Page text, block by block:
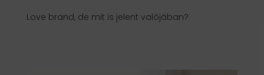
Love brand, de mit is jelent valójában?